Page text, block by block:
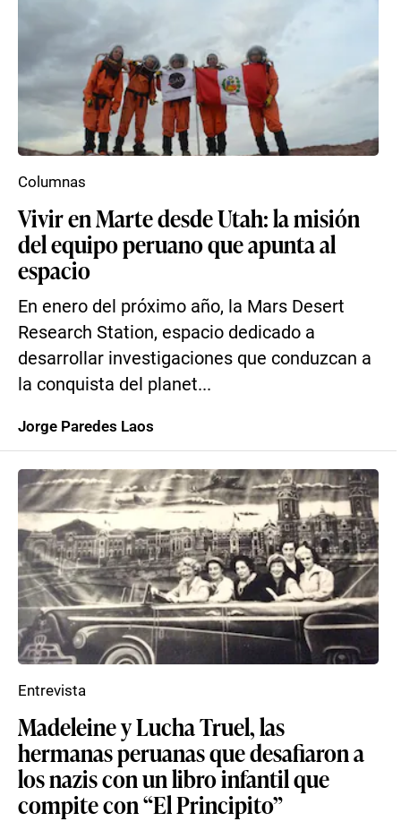
Vivir en Marte desde Utah: la misión
del equipo peruano que apunta al
espacio
En enero del próximo año, la Mars Desert
Research Station, espacio dedicado a
desarrollar investigaciones que conduzcan a
la conquista del planet...
Columnas
Jorge Paredes Laos
Madeleine y Lucha Truel, las
hermanas peruanas que desafiaron a
los nazis con un libro infantil que
compite con “El Principito”
Entrevista